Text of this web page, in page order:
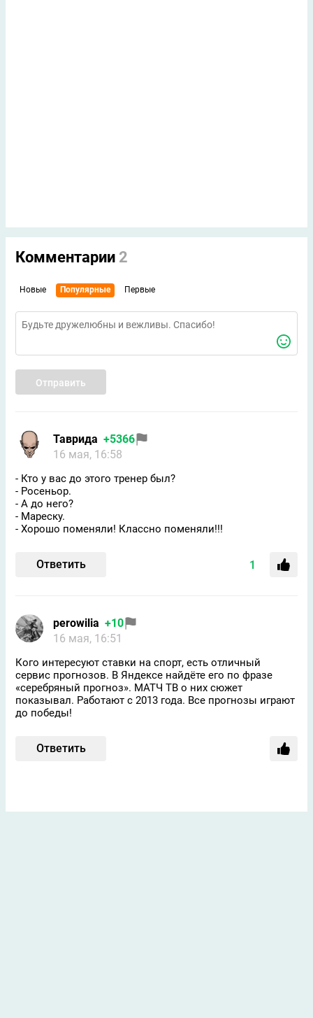
Комментарии 2
Новые Популярные Первые
Отправить
Таврида +5366
16 мая, 16:58
- Кто у вас до этого тренер был?
- Росеньор.
- А до него?
- Мареску.
- Хорошо поменяли! Классно поменяли!!!
Ответить 1
perowilia +10
16 мая, 16:51
Кого интересуют ставки на спорт, есть отличный
сервис прогнозов. В Яндексе найдёте его по фразе
«серебряный прогноз». МАТЧ ТВ о них сюжет
показывал. Работают с 2013 года. Все прогнозы играют
до победы!
Ответить